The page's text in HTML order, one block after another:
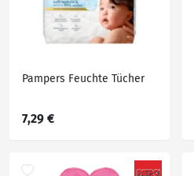
Pampers Feuchte Tücher
7,29 €